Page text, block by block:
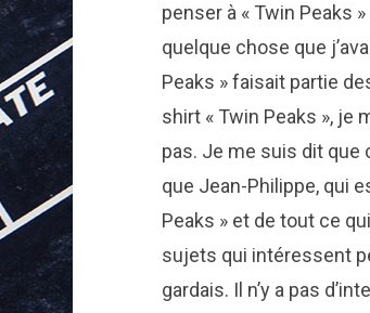
penser à « Twin Peaks
quelque chose que
Peaks » faisait partie
shirt « Twin Peaks », je
pas. Je me suis dit que
que Jean-Philippe, qui
Peaks » et de tout ce
sujets qui intéressent
gardais. Il n’y a pas